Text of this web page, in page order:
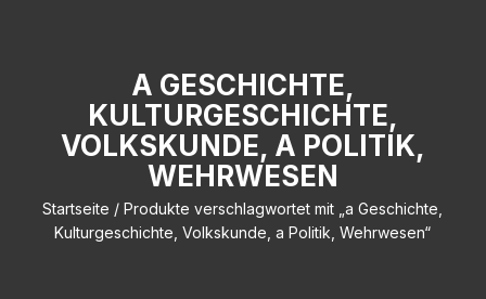
A GESCHICHTE,
KULTURGESCHICHTE,
VOLKSKUNDE, A POLITIK,
WEHRWESEN
Startseite / Produkte verschlagwortet mit „a Geschichte,
Kulturgeschichte, Volkskunde, a Politik, Wehrwesen“